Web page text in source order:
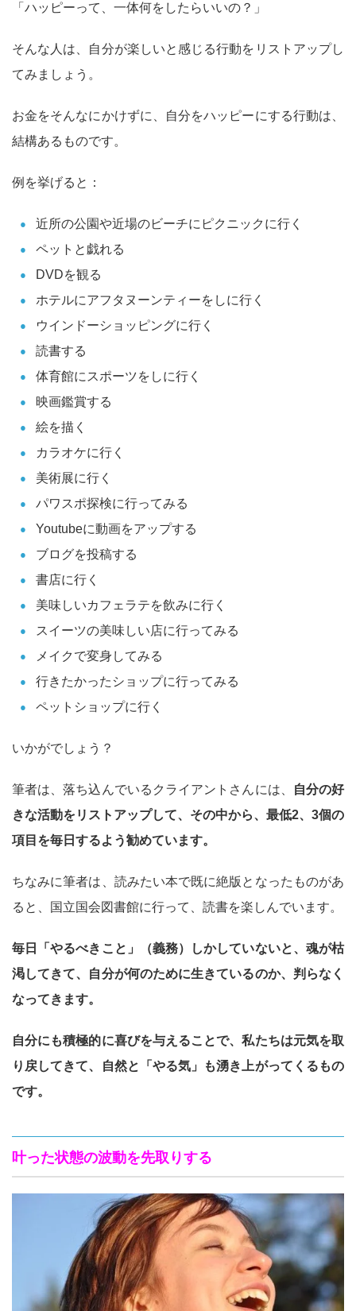
「ハッピーって、一体何をしたらいいの？」
そんな人は、自分が楽しいと感じる行動をリストアップし
てみましょう。
お金をそんなにかけずに、自分をハッピーにする行動は、
結構あるものです。
例を挙げると：
近所の公園や近場のビーチにピクニックに行く
ペットと戯れる
DVDを観る
ホテルにアフタヌーンティーをしに行く
ウインドーショッピングに行く
読書する
体育館にスポーツをしに行く
映画鑑賞する
絵を描く
カラオケに行く
美術展に行く
パワスポ探検に行ってみる
Youtubeに動画をアップする
ブログを投稿する
書店に行く
美味しいカフェラテを飲みに行く
スイーツの美味しい店に行ってみる
メイクで変身してみる
行きたかったショップに行ってみる
ペットショップに行く
いかがでしょう？
筆者は、落ち込んでいるクライアントさんには、
自分の好
きな活動をリストアップして、その中から、最低2、3個の
項目を毎日するよう勧めています。
ちなみに筆者は、読みたい本で既に絶版となったものがあ
ると、国立国会図書館に行って、読書を楽しんでいます。
毎日「やるべきこと」（義務）しかしていないと、魂が枯
渇してきて、自分が何のために生きているのか、判らなく
なってきます。
自分にも積極的に喜びを与えることで、私たちは元気を取
り戻してきて、自然と「やる気」も湧き上がってくるもの
です。
叶った状態の波動を先取りする